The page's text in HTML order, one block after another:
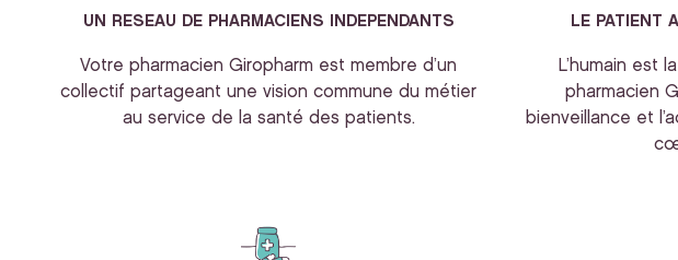
UN RESEAU DE PHARMACIENS INDEPENDANTS
Votre pharmacien Giropharm est membre d’un
collectif partageant une vision commune du métier
au service de la santé des patients.
LE PATIENT
L’humain est
pharmacien
bienveillance et